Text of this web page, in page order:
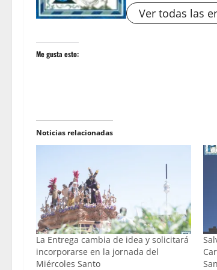
Ver todas las
Me gusta esto:
Noticias relacionadas
La Entrega cambia de idea y solicitará
incorporarse en la jornada del
Miércoles Santo